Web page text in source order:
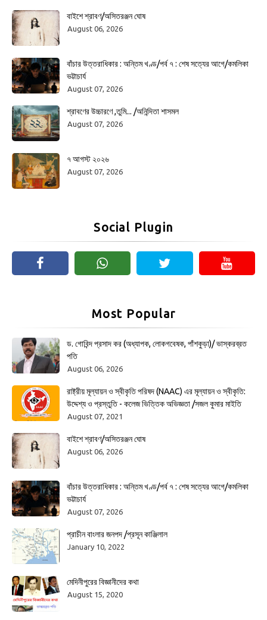
বাইশে শ্রাবণ/অসিতরঞ্জন ঘোষ
August 06, 2026
বাঁচার উত্তরাধিকার : অন্তিম খণ্ড/পর্ব ৭ : শেষ সত্যের আগে/কমলিকা
ভট্টাচার্য
August 07, 2026
শ্রাবণের উচ্চারণে ,তুমি... /অনিন্দিতা শাসমল
August 07, 2026
৭ আগস্ট ২০২৬
August 07, 2026
Social Plugin
Most Popular
ড. গোবিন্দ প্রসাদ কর (অধ্যাপক, লোকগবেষক, পাঁশকুড়া)/ ভাস্করব্রত
পতি
August 06, 2026
রাষ্ট্রীয় মূল্যায়ন ও স্বীকৃতি পরিষদ (NAAC) এর মূল্যায়ন ও স্বীকৃতি:
উদ্দেশ্য ও প্রস্তুতি - কলেজ ভিত্তিক অভিজ্ঞতা /সজল কুমার মাইতি
August 07, 2021
বাইশে শ্রাবণ/অসিতরঞ্জন ঘোষ
August 06, 2026
বাঁচার উত্তরাধিকার : অন্তিম খণ্ড/পর্ব ৭ : শেষ সত্যের আগে/কমলিকা
ভট্টাচার্য
August 07, 2026
প্রাচীন বাংলার জনপদ /প্রসূন কাঞ্জিলাল
January 10, 2022
মেদিনীপুরের বিজ্ঞানীদের কথা
August 15, 2020